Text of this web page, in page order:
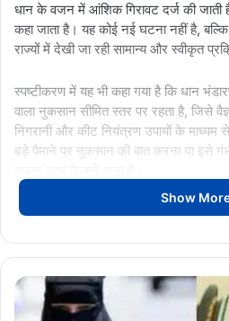
धान के वजन में आंशिक गिरावट दर्ज की
कहा जाता है। यह कोई नई घटना नहीं है,
राज्यों में देखी जा रही सामान्य और स्वीकृत
स्पष्टीकरण में यह भी कहा गया है कि धान
वाला नुकसान सीमित स्तर पर रहता है, जिसे
निगरानी और कीट नियंत्रण उपायों के माध्यम
बड़े पैमाने पर नुकसान की बात करना या इसे
सरकार ने यह भी रेखांकित किया कि सूखत को
है। राज्य में धान भंडारण के लिए निर्धारित
रहा है और समय-समय पर इसकी समीक्षा भी की
Show
छत्तीसगढ़
में